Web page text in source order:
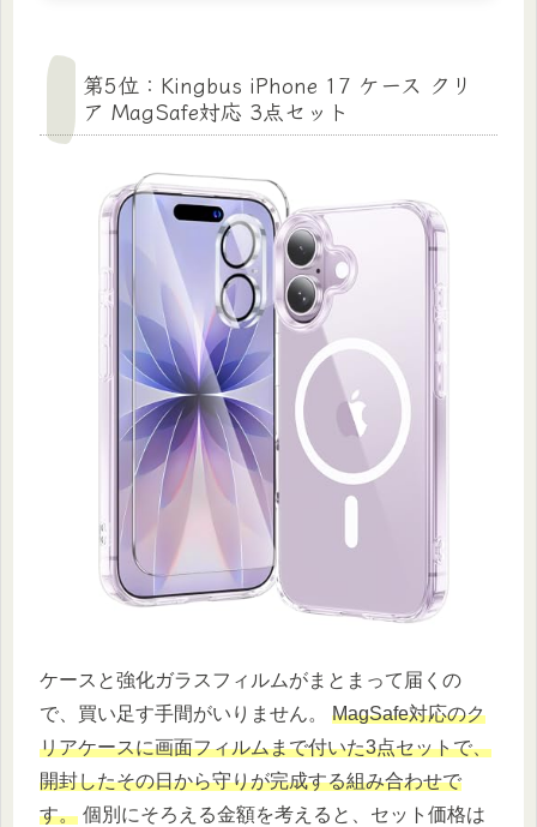
第5位：Kingbus iPhone 17 ケース クリ
ア MagSafe対応 3点セット
ケースと強化ガラスフィルムがまとまって届くの
で、買い足す手間がいりません。 MagSafe対応のク
リアケースに画面フィルムまで付いた3点セットで、
開封したその日から守りが完成する組み合わせで
す。 個別にそろえる金額を考えると、セット価格は